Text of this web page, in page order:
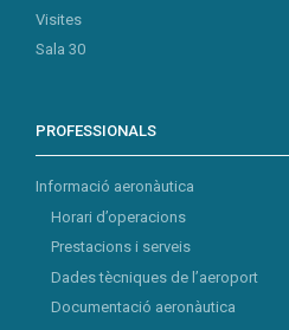
Visites
Sala 30
PROFESSIONALS
Informació aeronàutica
Horari d’operacions
Prestacions i serveis
Dades tècniques de l’aeroport
Documentació aeronàutica